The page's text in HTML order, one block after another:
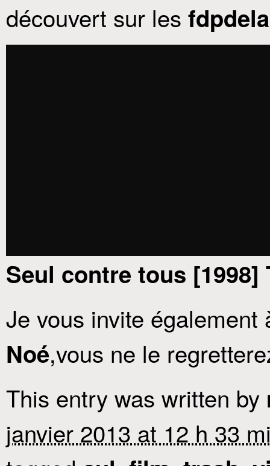
découvert sur les
Seul contre tous [1998]
Je vous invite
Noé,vous ne le
This entry was written by
janvier 2013 at 12 h 33